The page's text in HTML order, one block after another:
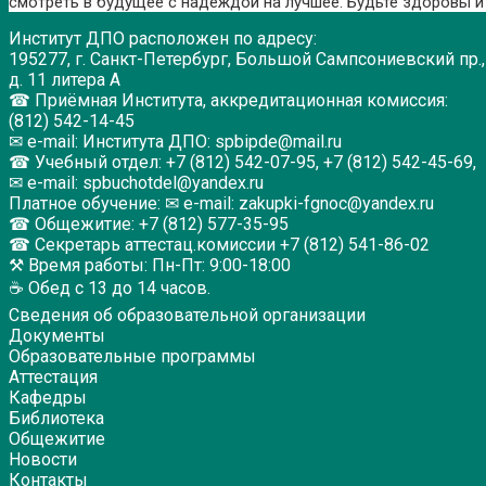
Институт ДПО расположен по адресу:
195277, г. Санкт-Петербург, Большой Сампсониевский пр.,
д. 11 литера А
☎ Приёмная Института, аккредитационная комиссия:
(812) 542-14-45
✉ e-mail: Института ДПО: spbipde@mail.ru
☎ Учебный отдел: +7 (812) 542-07-95, +7 (812) 542-45-69,
✉ e-mail: spbuchotdel@yandex.ru
Платное обучение: ✉ e-mail: zakupki-fgnoc@yandex.ru
☎ Общежитие: +7 (812) 577-35-95
☎ Секретарь аттестац.комиссии +7 (812) 541-86-02
⚒ Время работы: Пн-Пт: 9:00-18:00
☕ Обед с 13 до 14 часов.
Сведения об образовательной организации
Документы
Образовательные программы
Аттестация
Кафедры
Библиотека
Общежитие
Новости
Контакты